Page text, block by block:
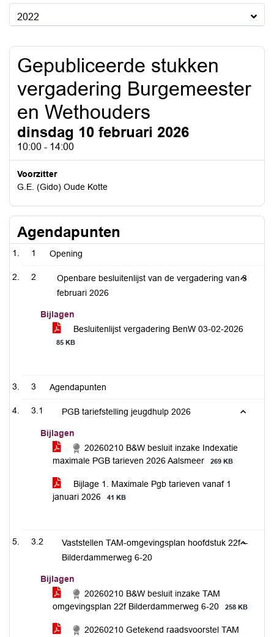
2022
Gepubliceerde stukken
vergadering Burgemeester
en Wethouders
dinsdag 10 februari 2026
10:00 - 14:00
Voorzitter
G.E. (Gido) Oude Kotte
Agendapunten
1 Opening
2
Openbare besluitenlijst van de vergadering van 3
februari 2026
Bijlagen
Besluitenlijst vergadering BenW 03-02-2026
85 KB
3 Agendapunten
3.1 PGB tariefstelling jeugdhulp 2026
Bijlagen
20260210 B&W besluit inzake Indexatie
maximale PGB tarieven 2026 Aalsmeer
269 KB
Bijlage 1. Maximale Pgb tarieven vanaf 1
januari 2026
41 KB
3.2
Vaststellen TAM-omgevingsplan hoofdstuk 22f –
Bilderdammerweg 6-20
Bijlagen
20260210 B&W besluit inzake TAM
omgevingsplan 22f Bilderdammerweg 6-20
258 KB
20260210 Getekend raadsvoorstel TAM